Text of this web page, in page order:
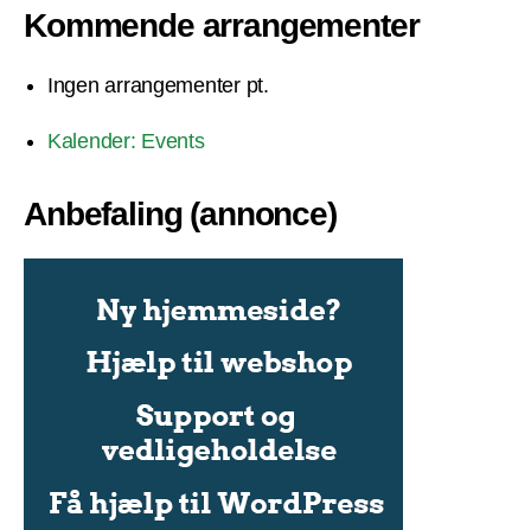
Kommende arrangementer
Ingen arrangementer pt.
Kalender: Events
Anbefaling (annonce)